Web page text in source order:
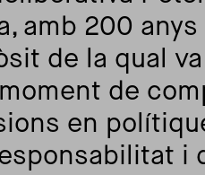
amb 200 anys
de la qual
de
en
i